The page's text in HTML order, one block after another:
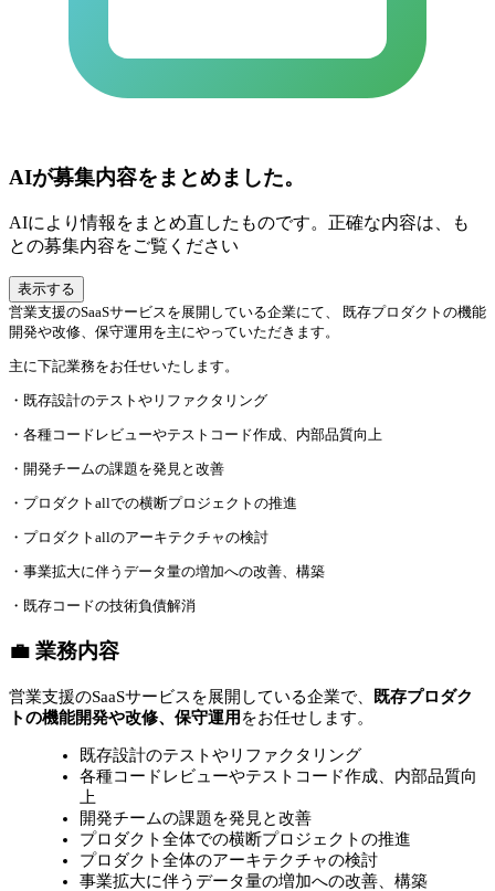
AIが募集内容をまとめました。
AIにより情報をまとめ直したものです。正確な内容は、も
との募集内容をご覧ください
表示する
営業支援のSaaSサービスを展開している企業にて、 既存プロダクトの機能
開発や改修、保守運用を主にやっていただきます。
主に下記業務をお任せいたします。
・既存設計のテストやリファクタリング
・各種コードレビューやテストコード作成、内部品質向上
・開発チームの課題を発見と改善
・プロダクトallでの横断プロジェクトの推進
・プロダクトallのアーキテクチャの検討
・事業拡大に伴うデータ量の増加への改善、構築
・既存コードの技術負債解消
💼 業務内容
営業支援のSaaSサービスを展開している企業で、
既存プロダク
トの機能開発や改修、保守運用 をお任せします。
既存設計のテストやリファクタリング
各種コードレビューやテストコード作成、内部品質向
上
開発チームの課題を発見と改善
プロダクト全体での横断プロジェクトの推進
プロダクト全体のアーキテクチャの検討
事業拡大に伴うデータ量の増加への改善、構築